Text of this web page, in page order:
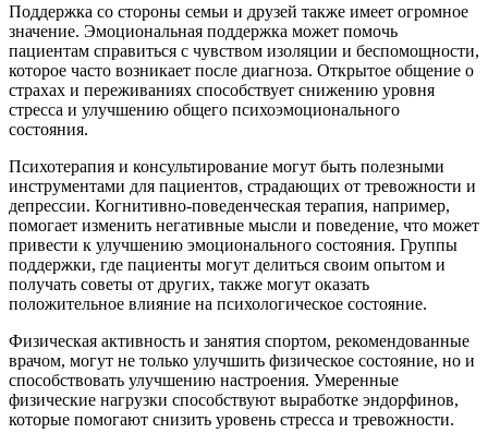
Поддержка со стороны семьи и друзей также имеет огромное
значение. Эмоциональная поддержка может помочь
пациентам справиться с чувством изоляции и беспомощности,
которое часто возникает после диагноза. Открытое общение о
страхах и переживаниях способствует снижению уровня
стресса и улучшению общего психоэмоционального
состояния.
Психотерапия и консультирование могут быть полезными
инструментами для пациентов, страдающих от тревожности и
депрессии. Когнитивно-поведенческая терапия, например,
помогает изменить негативные мысли и поведение, что может
привести к улучшению эмоционального состояния. Группы
поддержки, где пациенты могут делиться своим опытом и
получать советы от других, также могут оказать
положительное влияние на психологическое состояние.
Физическая активность и занятия спортом, рекомендованные
врачом, могут не только улучшить физическое состояние, но и
способствовать улучшению настроения. Умеренные
физические нагрузки способствуют выработке эндорфинов,
которые помогают снизить уровень стресса и тревожности.